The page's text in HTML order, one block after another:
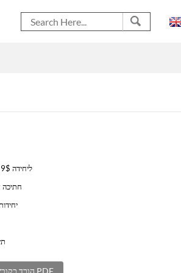
0.5$ - 9,999$ ליחידה
200
הורד כקובץ PDF